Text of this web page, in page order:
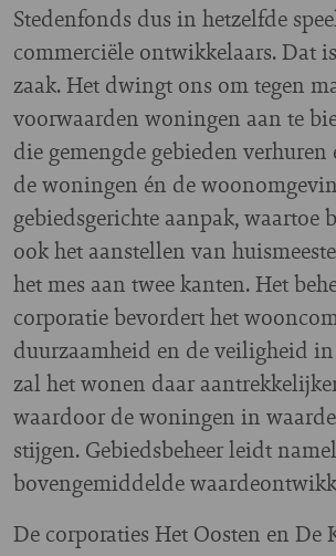
Stedenfonds dus in hetzelfde
commerciële ontwikkelaars. Dat
zaak. Het dwingt ons om tegen
voorwaarden woningen aan te
die gemengde gebieden verhuren
de woningen én de
gebiedsgerichte aanpak, waartoe
ook het aanstellen van
het mes aan twee kanten. Het
corporatie bevordert het
duurzaamheid en de veiligheid
zal het wonen daar
waardoor de woningen in
stijgen. Gebiedsbeheer leidt
bovengemiddelde
De corporaties Het Oosten en De